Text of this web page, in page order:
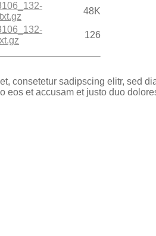
48K
126
consetetur sadipscing elitr, sed
eos et accusam et justo duo